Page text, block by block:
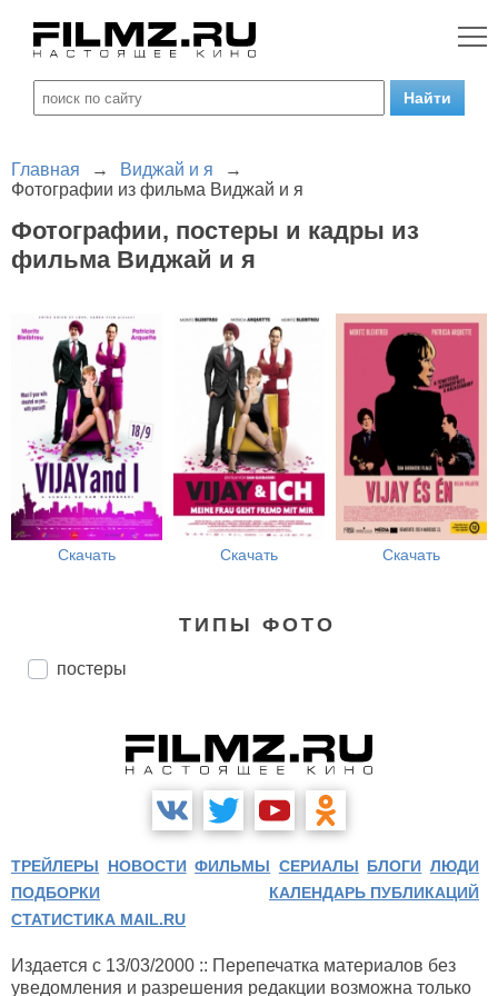
Главная → Виджай и я
→
Фотографии из фильма Виджай и я
Фотографии, постеры и кадры из
фильма Виджай и я
Скачать Скачать Скачать
ТИПЫ ФОТО
постеры
ТРЕЙЛЕРЫ НОВОСТИ ФИЛЬМЫ СЕРИАЛЫ БЛОГИ ЛЮДИ
ПОДБОРКИ
КАЛЕНДАРЬ ПУБЛИКАЦИЙ
СТАТИСТИКА MAIL.RU
Издается с 13/03/2000 :: Перепечатка материалов без
уведомления и разрешения редакции возможна только